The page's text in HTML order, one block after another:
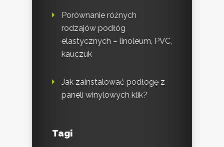
Porównanie różnych
rodzajów podłóg
elastycznych – linoleum, PVC,
kauczuk
Jak zainstalować podłogę z
paneli winylowych klik?
Tagi